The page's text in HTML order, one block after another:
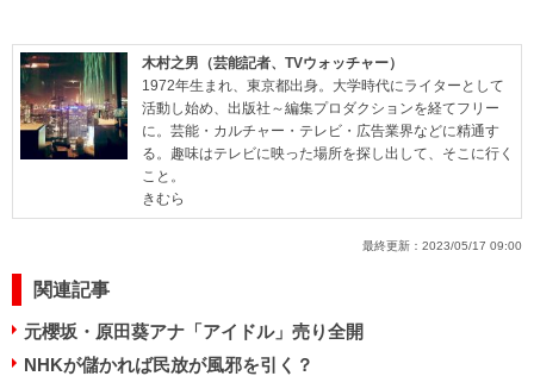
木村之男（芸能記者、TVウォッチャー）
1972年生まれ、東京都出身。大学時代にライターとして
活動し始め、出版社～編集プロダクションを経てフリー
に。芸能・カルチャー・テレビ・広告業界などに精通す
る。趣味はテレビに映った場所を探し出して、そこに行く
こと。
きむら
最終更新： 2023/05/17 09:00
関連記事
元櫻坂・原田葵アナ「アイドル」売り全開
NHKが儲かれば民放が風邪を引く？